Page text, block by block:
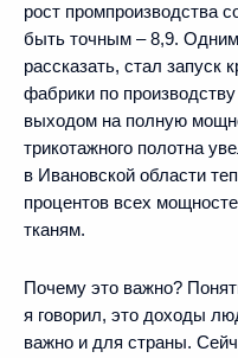
рост промпроизводства
быть точным – 8,9. Одним
рассказать, стал запуск
фабрики по
выходом на полную
трикотажного полотна
в Ивановской области
процентов всех
тканям.
Почему это важно?
я говорил, это доходы
важно и для страны.